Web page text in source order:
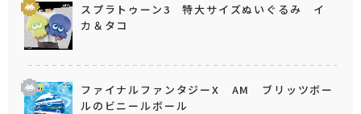
スプラトゥーン3 特大サイズぬいぐるみ イ
カ＆タコ
ファイナルファンタジーX AM ブリッツボー
ルのビニールボール